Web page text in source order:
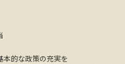
本的な政策の充実を